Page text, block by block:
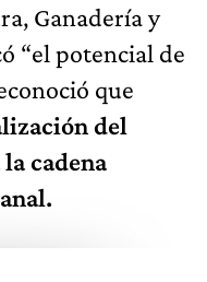
Ganadería y
“el potencial de
que
del
cadena